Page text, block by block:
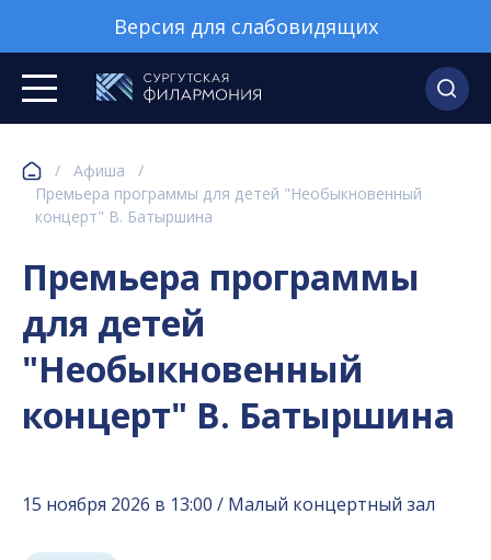
Версия для слабовидящих
/ Афиша
/
Премьера программы для детей "Необыкновенный
концерт" В. Батыршина
Премьера программы
для детей
"Необыкновенный
концерт" В. Батыршина
15 ноября 2026 в 13:00 / Малый концертный зал